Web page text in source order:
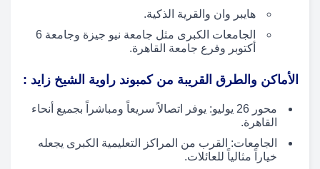
هايبر وان والقرية الذكية.
الجامعات الكبرى مثل جامعة نيو جيزة وجامعة 6
أكتوبر وفرع جامعة القاهرة.
الأماكن والطرق القريبة من كمبوند راوية الشيخ زايد :
محور 26 يوليو: يوفر اتصالاً سريعاً ومباشراً بجميع أنحاء
القاهرة.
الجامعات: القرب من المراكز التعليمية الكبرى يجعله
خياراً مثالياً للعائلات.